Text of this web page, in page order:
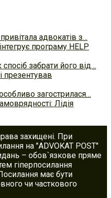
адвокатів з…
програму HELP
спосіб забрати його від…
презентував
загострилася…
Лідія
захищені. При
на "ADVOKAT POST"
– обов`язкове пряме
гіперпосилання
має бути
чи часткового